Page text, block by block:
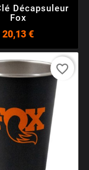
Décapsuleur
Fox
20,13 €
favorite_border